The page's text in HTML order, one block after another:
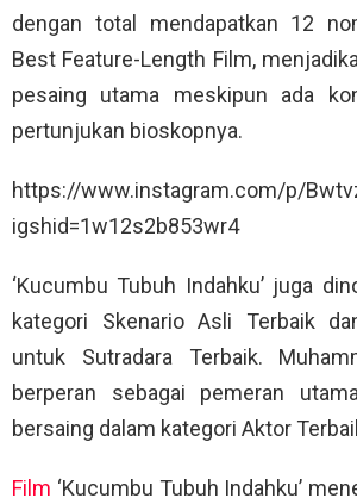
dengan total mendapatkan 12
Best Feature-Length Film,
pesaing utama meskipun ada
pertunjukan bioskopnya.
https://www.instagram.com/p/
igshid=1w12s2b853wr4
‘Kucumbu Tubuh Indahku’ juga
kategori Skenario Asli Terbaik
untuk Sutradara Terbaik.
berperan sebagai pemeran
bersaing dalam kategori Aktor
Film ‘Kucumbu Tubuh Indahku’